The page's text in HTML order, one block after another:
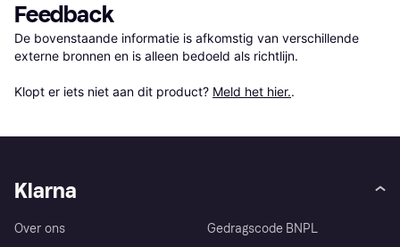
Feedback
De bovenstaande informatie is afkomstig van verschillende
externe bronnen en is alleen bedoeld als richtlijn.
Klopt er iets niet aan dit product? Meld het hier..
Klarna
Over ons
Gedragscode BNPL